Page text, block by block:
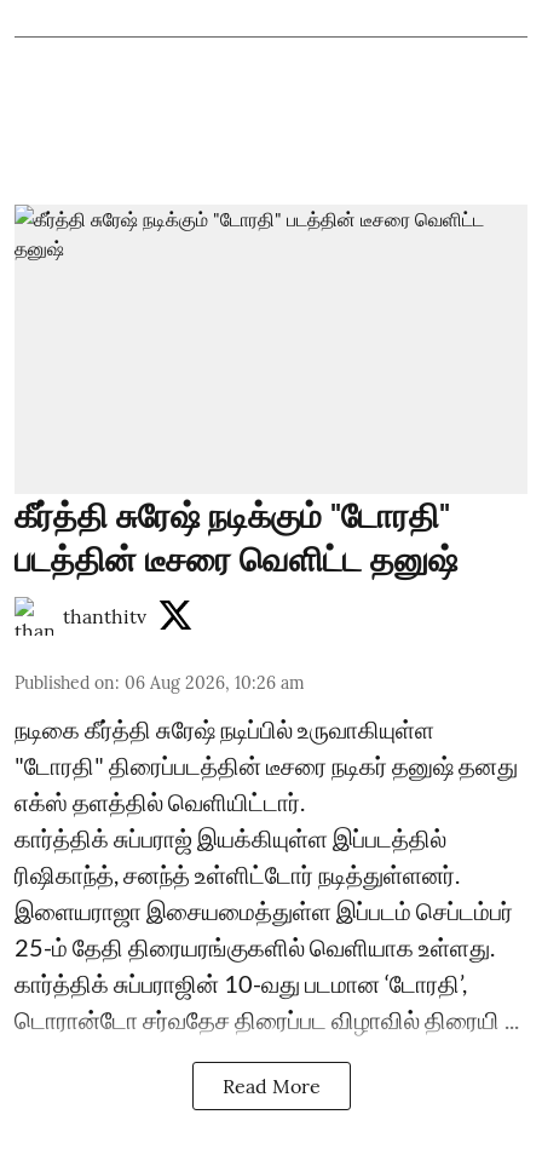
கீர்த்தி சுரேஷ் நடிக்கும் "டோரதி"
படத்தின் டீசரை வெளிட்ட தனுஷ்
thanthitv
Published on: 06 Aug 2026, 10:26 am
நடிகை கீர்த்தி சுரேஷ் நடிப்பில் உருவாகியுள்ள
"டோரதி" திரைப்படத்தின் டீசரை நடிகர் தனுஷ் தனது
எக்ஸ் தளத்தில் வெளியிட்டார்.
கார்த்திக் சுப்பராஜ் இயக்கியுள்ள இப்படத்தில்
ரிஷிகாந்த், சனந்த் உள்ளிட்டோர் நடித்துள்ளனர்.
இளையராஜா இசையமைத்துள்ள இப்படம் செப்டம்பர்
25-ம் தேதி திரையரங்குகளில் வெளியாக உள்ளது.
கார்த்திக் சுப்பராஜின் 10-வது படமான ‘டோரதி’,
டொரான்டோ சர்வதேச திரைப்பட விழாவில் திரையி ...
Read More